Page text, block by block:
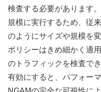
検査する必要があります
規模に実行するため、従
のようにサイズや規模を
ポリシーはきめ細かく適
のトラフィックを検査で
有効にすると、パフォー